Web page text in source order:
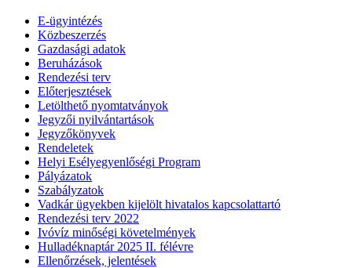
E-ügyintézés
Közbeszerzés
Gazdasági adatok
Beruházások
Rendezési terv
Előterjesztések
Letölthető nyomtatványok
Jegyzői nyilvántartások
Jegyzőkönyvek
Rendeletek
Helyi Esélyegyenlőségi Program
Pályázatok
Szabályzatok
Vadkár ügyekben kijelölt hivatalos kapcsolattartó
Rendezési terv 2022
Ivóvíz minőségi követelmények
Hulladéknaptár 2025 II. félévre
Ellenőrzések, jelentések